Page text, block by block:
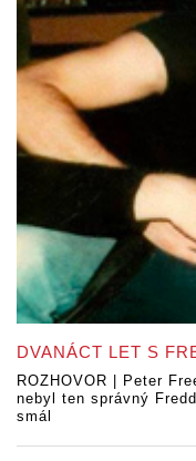
DVANÁCT LET S
ROZHOVOR | Peter
nebyl ten správný
smál